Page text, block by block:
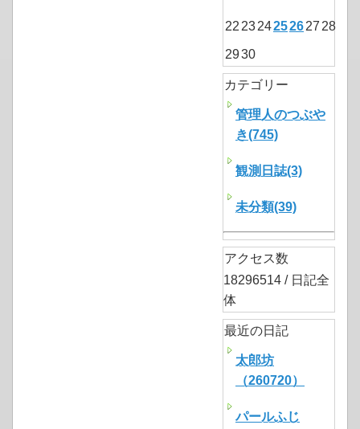
22 2324252627 28
2930
カテゴリー
管理人のつぶや
き(745)
観測日誌(3)
未分類(39)
アクセス数
18296514 / 日記全
体
最近の日記
太郎坊
（260720）
パールふじ